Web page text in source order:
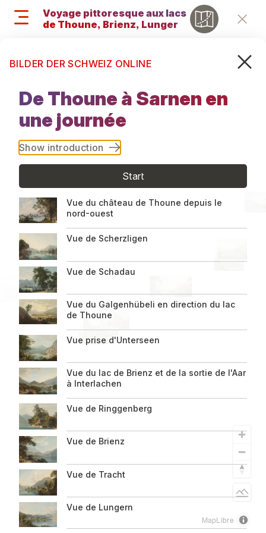
contenu
Search
menu
pittoresque
aux lacs de
Thoune,
Brienz,
Lungern et
Sarnen, 1827
Informationen
zur
Seite
Impressum
Voyage pittoresque aux lacs
de Thoune, Brienz, Lungern
BILDER DER SCHWEIZ ONLINE
De Thoune à Sarnen en
une journée
Show introduction
Start
Vue du château de Thoune depuis le
nord-ouest
Vue de Scherzligen
Vue de Schadau
Vue du Galgenhübeli en direction du lac
de Thoune
Vue prise d'Unterseen
Vue du lac de Brienz et de la sortie de l'Aar
à Interlachen
Vue de Ringgenberg
Vue de Brienz
Vue de Tracht
Vue de Lungern
Light
MapLibre